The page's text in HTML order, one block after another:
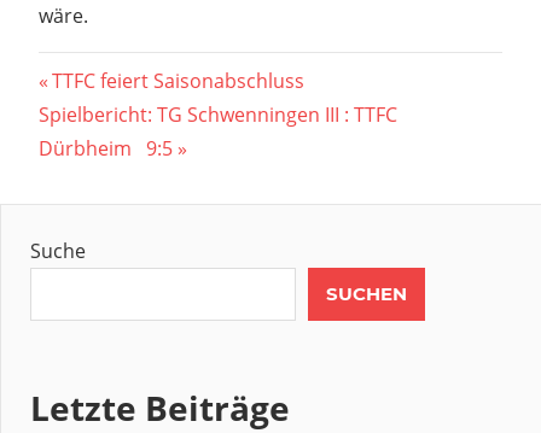
wäre.
Beitragsnavigation
Vorheriger
Beitrag:
TTFC feiert Saisonabschluss
Nächster
Beitrag:
Spielbericht: TG Schwenningen III : TTFC
Dürbheim 9:5
Suche
SUCHEN
Letzte Beiträge